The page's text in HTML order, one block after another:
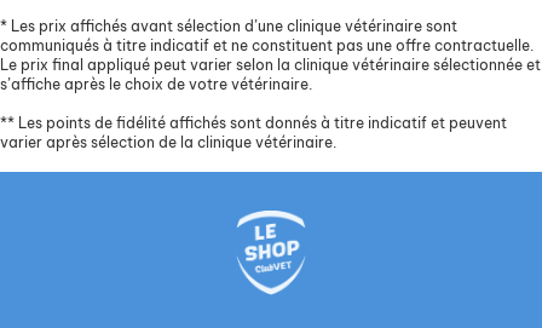
* Les prix affichés avant sélection d’une clinique vétérinaire sont
communiqués à titre indicatif et ne constituent pas une offre contractuelle.
Le prix final appliqué peut varier selon la clinique vétérinaire sélectionnée et
s’affiche après le choix de votre vétérinaire.
** Les points de fidélité affichés sont donnés à titre indicatif et peuvent
varier après sélection de la clinique vétérinaire.